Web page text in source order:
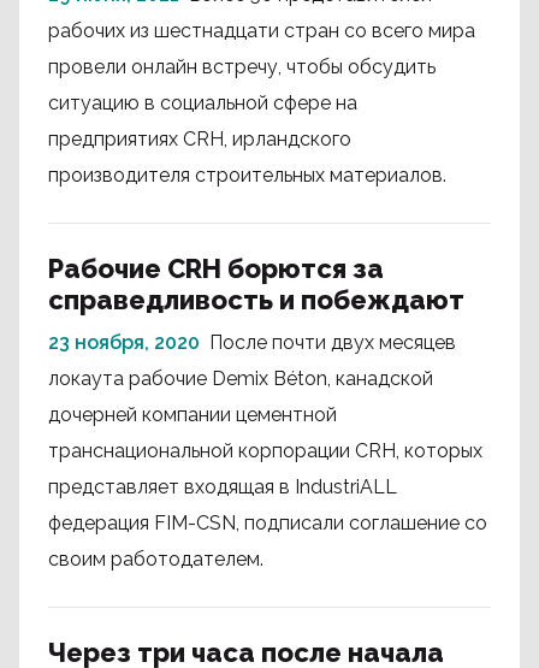
рабочих из шестнадцати стран со всего мира
провели онлайн встречу, чтобы обсудить
ситуацию в социальной сфере на
предприятиях CRH, ирландского
производителя строительных материалов.
Рабочие CRH борются за
справедливость и побеждают
23 ноября, 2020 После почти двух месяцев
локаута рабочие Demix Béton, канадской
дочерней компании цементной
транснациональной корпорации CRH, которых
представляет входящая в IndustriALL
федерация FIM-CSN, подписали соглашение со
своим работодателем.
Через три часа после начала